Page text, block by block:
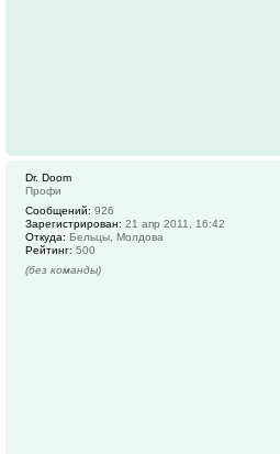
Dr. Doom
Профи
Сообщений: 926
Зарегистрирован: 21 апр 2011, 16:42
Откуда: Бельцы, Молдова
Рейтинг: 500
(без команды)